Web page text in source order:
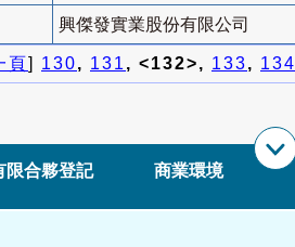
興傑發實業股份有限公司
頁] 130, 131, <132>, 133, 134
限合夥登記 商業環境